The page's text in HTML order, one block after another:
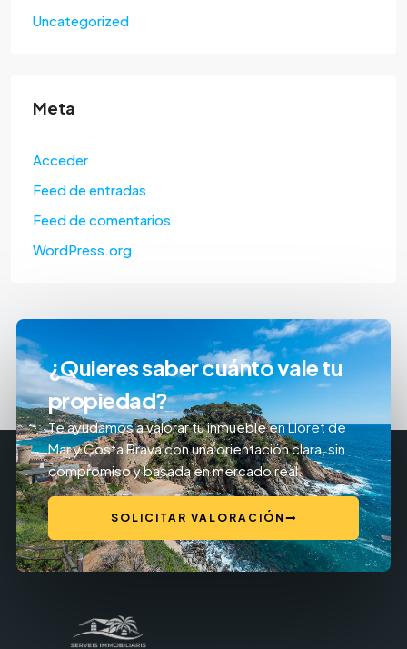
Uncategorized
Meta
Acceder
Feed de entradas
Feed de comentarios
WordPress.org
¿Quieres saber cuánto vale tu
propiedad?
Te ayudamos a valorar tu inmueble en Lloret de
Mar y Costa Brava con una orientación clara, sin
compromiso y basada en mercado real.
SOLICITAR VALORACIÓN